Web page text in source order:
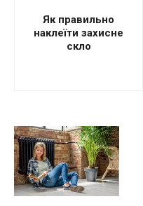
Як правильно
наклеїти захисне
скло